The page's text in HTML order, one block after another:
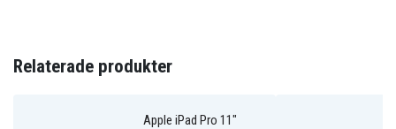
(A2228/A2068/A2230)
Relaterade produkter
Apple iPad Pro 11"